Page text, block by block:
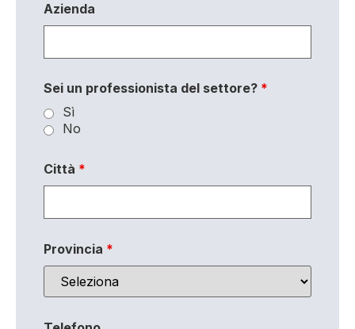
Azienda
Sei un professionista del settore? *
Sì
No
Città *
Provincia *